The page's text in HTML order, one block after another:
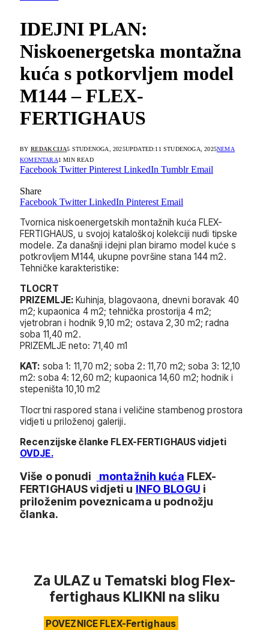
IDEJNI PLAN:
Niskoenergetska montažna
kuća s potkorvljem model
M144 – FLEX-
FERTIGHAUS
BY REDAKCIJA5 STUDENOGA, 2025UPDATED:11 STUDENOGA, 2025NEMA
KOMENTARA1 MIN READ
Facebook Twitter Pinterest LinkedIn Tumblr Email
Share
Facebook Twitter LinkedIn Pinterest Email
Tvornica niskoenergetskih montažnih kuća FLEX-
FERTIGHAUS, u svojoj kataloškoj kolekciji nudi tipske
modele. Za današnji idejni plan biramo model kuće s
potkrovljem M144, ukupne površine stana 144 m2.
Tehničke karakteristike:
TLOCRT
PRIZEMLJE: Kuhinja, blagovaona, dnevni boravak 40
m2; kupaonica 4 m2; tehnička prostorija 4 m2;
vjetrobran i hodnik 9,10 m2; ostava 2,30 m2; radna
soba 11,40 m2.
PRIZEMLJE neto: 71,40 m1
KAT: soba 1: 11,70 m2; soba 2: 11,70 m2; soba 3: 12,10
m2: soba 4: 12,60 m2; kupaonica 14,60 m2; hodnik i
stepeništa 10,10 m2
Tlocrtni raspored stana i veličine stambenog prostora
vidjeti u priloženoj galeriji.
Recenzijske članke FLEX-FERTIGHAUS vidjeti
OVDJE.
Više o ponudi montažnih kuća FLEX-
FERTIGHAUS vidjeti u INFO BLOGU i
priloženim poveznicama u podnožju
članka.
Za ULAZ u Tematski blog Flex-
fertighaus KLIKNI na sliku
POVEZNICE FLEX-Fertighaus